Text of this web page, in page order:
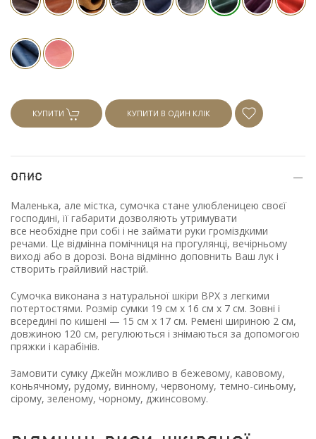
КУПИТИ КУПИТИ В ОДИН КЛІК
Опис
Маленька, але містка, сумочка стане улюбленицею своєї
господині, її габарити дозволяють утримувати
все необхідне при собі і не займати руки громіздкими
речами. Це відмінна помічниця на прогулянці, вечірньому
виході або в дорозі. Вона відмінно доповнить Ваш лук і
створить грайливий настрій.
Сумочка виконана з натуральної шкіри ВРХ з легкими
потертостями. Розмір сумки 19 см х 16 см х 7 см. Зовні і
всередині по кишені — 15 см х 17 см. Ремені шириною 2 см,
довжиною 120 см, регулюються і знімаються за допомогою
пряжки і карабінів.
Замовити сумку Джейн можливо в бежевому, кавовому,
коньячному, рудому, винному, червоному, темно-синьому,
сірому, зеленому, чорному, джинсовому.